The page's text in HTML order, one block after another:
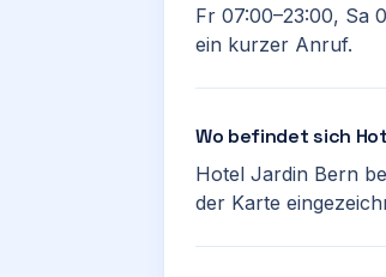
Fr 07:00–23:00, Sa
ein kurzer Anruf.
Wo befindet sich
Hotel Jardin Bern
der Karte